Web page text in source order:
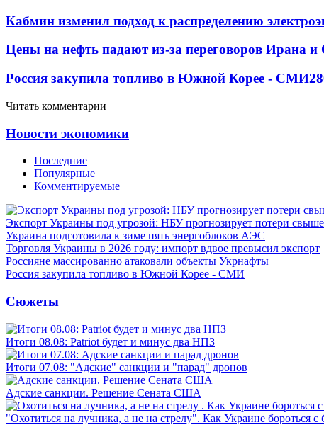
Кабмин изменил подход к распределению
Цены на нефть падают из-за переговоров Ирана
Россия закупила топливо в Южной Корее - СМИ
Читать комментарии
Новости экономики
Последние
Популярные
Комментируемые
Экспорт Украины под угрозой: НБУ прогнозирует потери
Украина подготовила к зиме пять энергоблоков АЭС
Торговля Украины в 2026 году: импорт вдвое превысил экспорт
Россияне массированно атаковали объекты Укрнафты
Россия закупила топливо в Южной Корее - СМИ
Сюжеты
Итоги 08.08: Patriot будет и минус два НПЗ
Итоги 07.08: "Адские" санкции и "парад" дронов
Адские санкции. Решение Сената США
"Охотиться на лучника, а не на стрелу". Как Украине бороться с